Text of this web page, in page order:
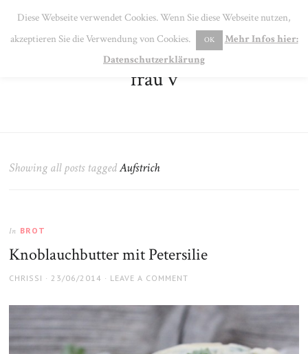
MENU
frau v
Showing all posts taggedAufstrich
In BROT
Knoblauchbutter mit Petersilie
AUTHOR
CHRISSI
POSTED
23/06/2014 LEAVE A COMMENT
Diese Webseite verwendet Cookies. Wenn Sie diese Webseite nutzen,
akzeptieren Sie die Verwendung von Cookies.
OK
Mehr Infos hier:
Datenschutzerklärung